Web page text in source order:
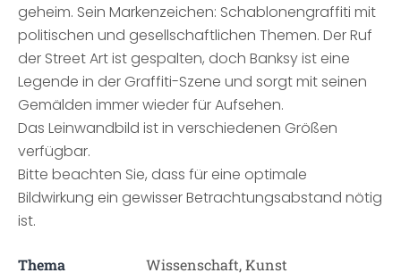
geheim. Sein Markenzeichen: Schablonengraffiti mit
politischen und gesellschaftlichen Themen. Der Ruf
der Street Art ist gespalten, doch Banksy ist eine
Legende in der Graffiti-Szene und sorgt mit seinen
Gemälden immer wieder für Aufsehen.
Das Leinwandbild ist in verschiedenen Größen
verfügbar.
Bitte beachten Sie, dass für eine optimale
Bildwirkung ein gewisser Betrachtungsabstand nötig
ist.
Thema Wissenschaft, Kunst